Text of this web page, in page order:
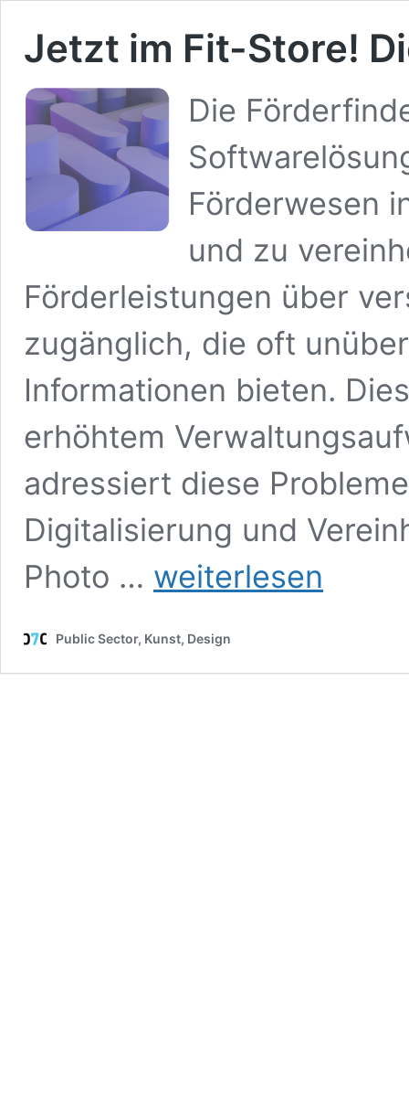
Jetzt im Fit-Store!
Die
Förderwesen
und zu
Förderleistungen über
zugänglich, die oft
Informationen bieten.
erhöhtem
adressiert diese
Digitalisierung und
Photo …
im
Die
Suite
weiterlesen
Public Sector, Kunst, Design